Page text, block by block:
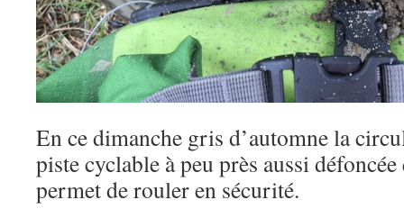
En ce dimanche gris d’automne la
piste cyclable à peu près aussi
permet de rouler en sécurité.